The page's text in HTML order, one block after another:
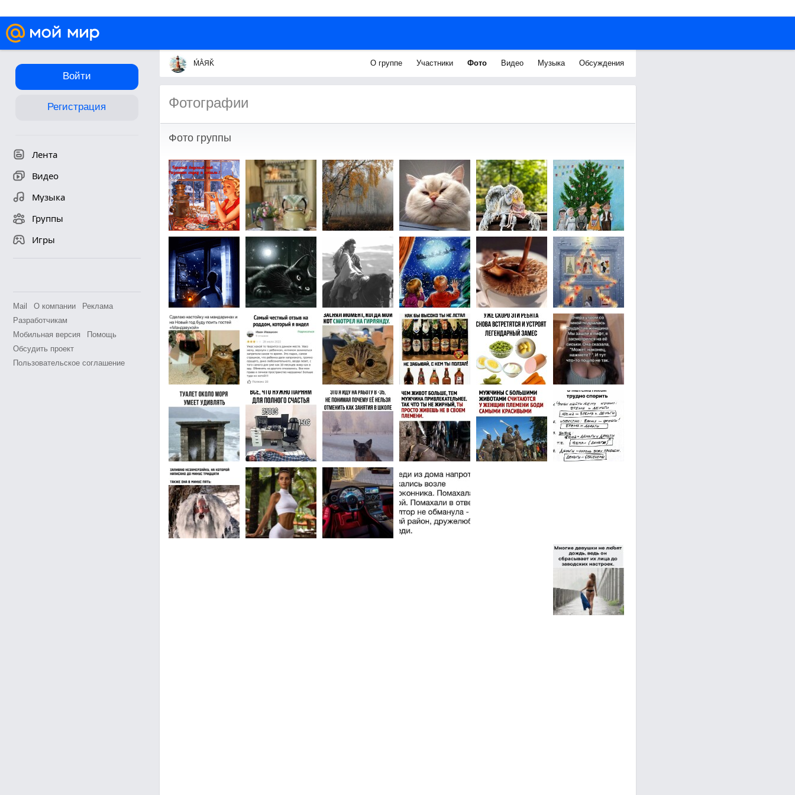
Войти
Регистрация
Лента
Видео
Музыка
Группы
Игры
Mail О компании
Реклама
Разработчикам
Мобильная версия
Помощь
Обсудить проект
Пользовательское соглашение
ḾẰЯǨ О группе Участники Фото Видео Музыка Обсуждения
Фотографии
Фото группы